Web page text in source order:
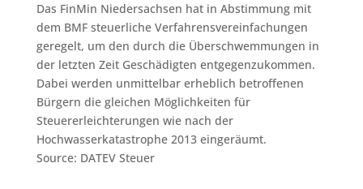
Das FinMin Niedersachsen hat in Abstimmung mit
dem BMF steuerliche Verfahrensvereinfachungen
geregelt, um den durch die Überschwemmungen in
der letzten Zeit Geschädigten entgegenzukommen.
Dabei werden unmittelbar erheblich betroffenen
Bürgern die gleichen Möglichkeiten für
Steuererleichterungen wie nach der
Hochwasserkatastrophe 2013 eingeräumt.
Source: DATEV Steuer